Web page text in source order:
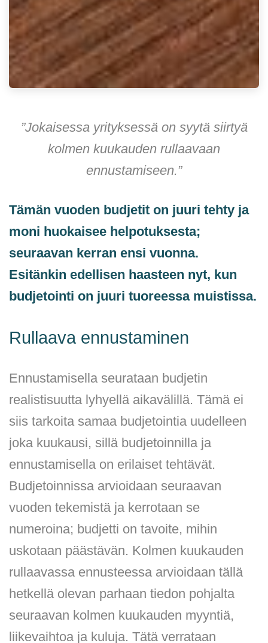
”Jokaisessa yrityksessä on syytä siirtyä
kolmen kuukauden rullaavaan
ennustamiseen.”
Tämän vuoden budjetit on juuri tehty ja
moni huokaisee helpotuksesta;
seuraavan kerran ensi vuonna.
Esitänkin edellisen haasteen nyt, kun
budjetointi on juuri tuoreessa muistissa.
Rullaava ennustaminen
Ennustamisella seurataan budjetin
realistisuutta lyhyellä aikavälillä. Tämä ei
siis tarkoita samaa budjetointia uudelleen
joka kuukausi, sillä budjetoinnilla ja
ennustamisella on erilaiset tehtävät.
Budjetoinnissa arvioidaan seuraavan
vuoden tekemistä ja kerrotaan se
numeroina; budjetti on tavoite, mihin
uskotaan päästävän. Kolmen kuukauden
rullaavassa ennusteessa arvioidaan tällä
hetkellä olevan parhaan tiedon pohjalta
seuraavan kolmen kuukauden myyntiä,
liikevaihtoa ja kuluja. Tätä verrataan